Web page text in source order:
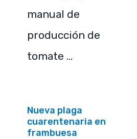
manual de
producción de
tomate …
Nueva plaga
cuarentenaria en
frambuesa